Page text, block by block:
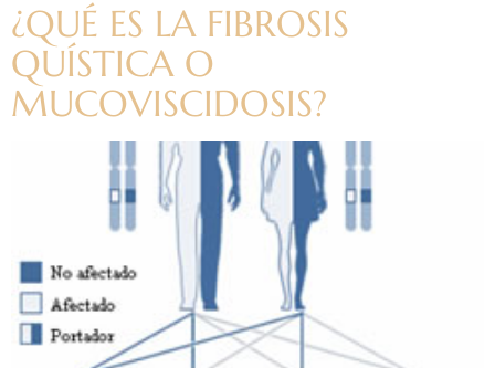
¿QUÉ ES LA FIBROSIS
QUÍSTICA O
MUCOVISCIDOSIS?